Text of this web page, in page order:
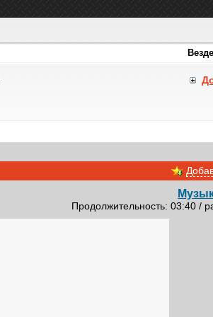
Продолжительность: 03:40 /